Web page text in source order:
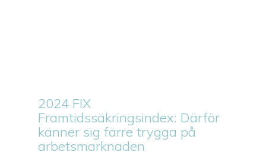
2024 FIX
Framtidssäkringsindex: Därför
känner sig färre trygga på
arbetsmarknaden